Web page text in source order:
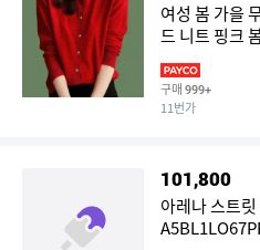
여성 봄 가을
드 니트 핑크
구매 999+
11번가
101,800
아레나 스트